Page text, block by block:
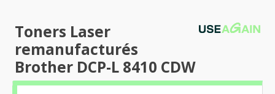
Toners Laser
remanufacturés
Brother DCP-L 8410 CDW